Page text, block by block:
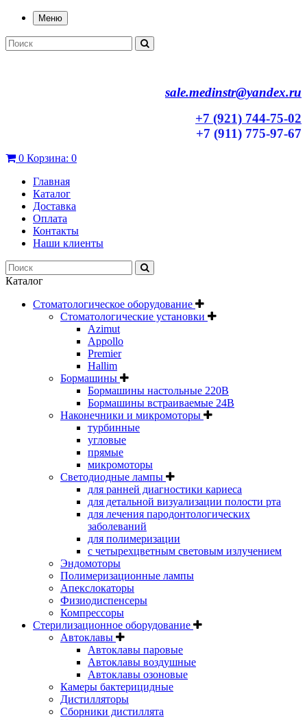
Меню
sale.medinstr@yandex.ru
+7 (921) 744-75-02
+7 (911) 775-97-67
0 Корзина: 0
Главная
Каталог
Доставка
Оплата
Контакты
Наши клиенты
Каталог
Стоматологическое оборудование
Стоматологические установки
Azimut
Appollo
Premier
Hallim
Бормашины
Бормашины настольные 220В
Бормашины встраиваемые 24В
Наконечники и микромоторы
турбинные
угловые
прямые
микромоторы
Светодиодные лампы
для ранней диагностики кариеса
для детальной визуализации полости рта
для лечения пародонтологических
заболеваний
для полимеризации
с четырехцветным световым излучением
Эндомоторы
Полимеризационные лампы
Апекслокаторы
Физиодиспенсеры
Компрессоры
Стерилизационное оборудование
Автоклавы
Автоклавы паровые
Автоклавы воздушные
Автоклавы озоновые
Камеры бактерицидные
Дистилляторы
Сборники дистиллята